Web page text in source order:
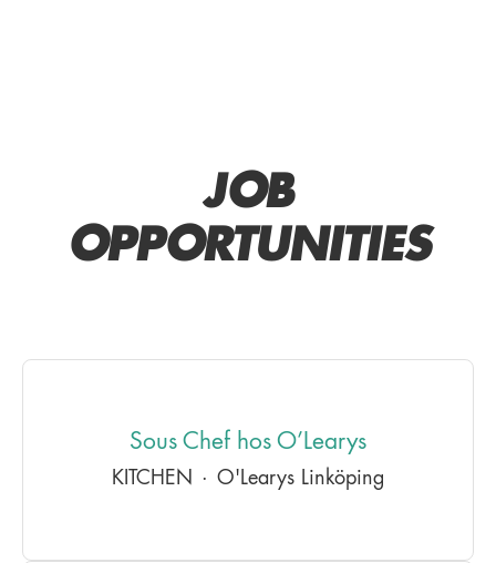
JOB
OPPORTUNITIES
Sous Chef hos O’Learys
KITCHEN · O'Learys Linköping